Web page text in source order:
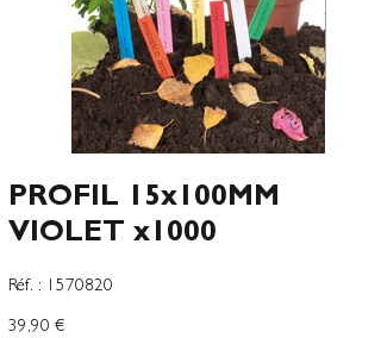
PROFIL 15x100MM
VIOLET x1000
Réf. :
SKU
1570820
1570820
Prix
39,90 €